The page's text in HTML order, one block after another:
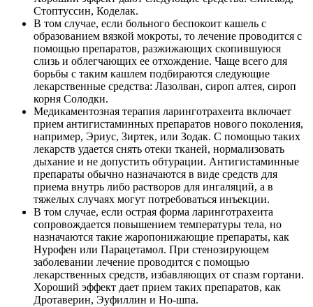
Стоптуссин, Коделак.
В том случае, если больного беспокоит кашель с
образованием вязкой мокроты, то лечение проводится с
помощью препаратов, разжижающих скопившуюся
слизь и облегчающих ее отхождение. Чаще всего для
борьбы с таким кашлем подбираются следующие
лекарственные средства: Лазолван, сироп алтея, сироп
корня Солодки.
Медикаментозная терапия ларинготрахеита включает
прием антигистаминных препаратов нового поколения,
например, Эриус, Зиртек, или Зодак. С помощью таких
лекарств удается снять отеки тканей, нормализовать
дыхание и не допустить обтурации. Антигистаминные
препараты обычно назначаются в виде средств для
приема внутрь либо растворов для ингаляций, а в
тяжелых случаях могут потребоваться инъекции.
В том случае, если острая форма ларинготрахеита
сопровождается повышением температуры тела, но
назначаются такие жаропонижающие препараты, как
Нурофен или Парацетамол. При стенозирующем
заболевании лечение проводится с помощью
лекарственных средств, избавляющих от спазм гортани.
Хороший эффект дает прием таких препаратов, как
Дротаверин, Эуфиллин и Но-шпа.